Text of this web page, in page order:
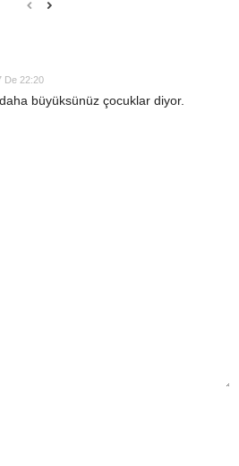
De 22:20
büyüksünüz çocuklar diyor.